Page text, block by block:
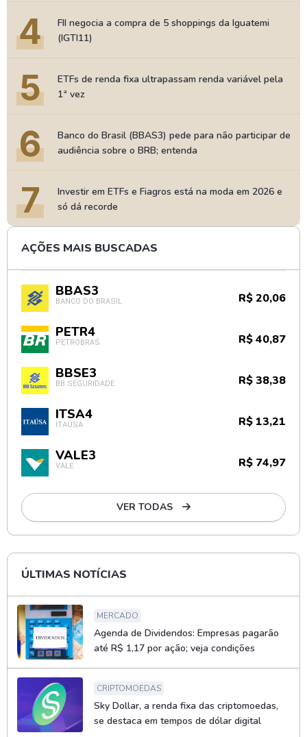
4
FII negocia a compra de 5 shoppings da Iguatemi
(IGTI11)
5
ETFs de renda fixa ultrapassam renda variável pela
1ª vez
6
Banco do Brasil (BBAS3) pede para não participar de
audiência sobre o BRB; entenda
7
Investir em ETFs e Fiagros está na moda em 2026 e
só dá recorde
AÇÕES MAIS BUSCADAS
BBAS3
BANCO DO BRASIL R$ 20,06
PETR4
PETROBRAS R$ 40,87
BBSE3
BB SEGURIDADE R$ 38,38
ITSA4
ITAÚSA R$ 13,21
VALE3
VALE R$ 74,97
VER TODAS
ÚLTIMAS NOTÍCIAS
MERCADO
Agenda de Dividendos: Empresas pagarão
até R$ 1,17 por ação; veja condições
CRIPTOMOEDAS
Sky Dollar, a renda fixa das criptomoedas,
se destaca em tempos de dólar digital